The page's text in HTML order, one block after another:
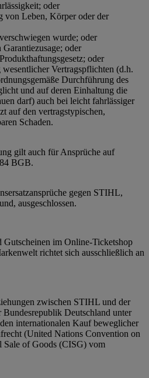
oder
von Leben, Körper oder der
wurde; oder
oder
oder
Vertragspflichten (d.h.
Durchführung des
und auf deren Einhaltung die
darf) auch bei leicht fahrlässiger
auf den vertragstypischen,
Schaden.
gilt auch für Ansprüche auf
BGB.
gegen STIHL,
ausgeschlossen.
im Online-Ticketshop
richtet sich ausschließlich an
zwischen STIHL und der
Deutschland unter
internationalen Kauf beweglicher
(United Nations Convention on
Sale of Goods (CISG) vom